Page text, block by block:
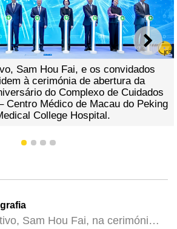
Sam Hou Fai, e os convidados
à cerimónia de abertura da
do Complexo de Cuidados
Centro Médico de Macau do Peking
College Hospital.
1 2 3 4
Sam Hou Fai, na cerimónia